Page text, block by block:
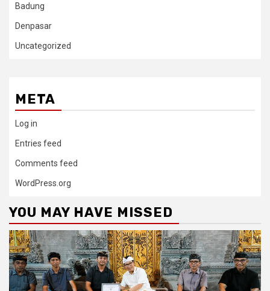
Badung
Denpasar
Uncategorized
META
Log in
Entries feed
Comments feed
WordPress.org
YOU MAY HAVE MISSED